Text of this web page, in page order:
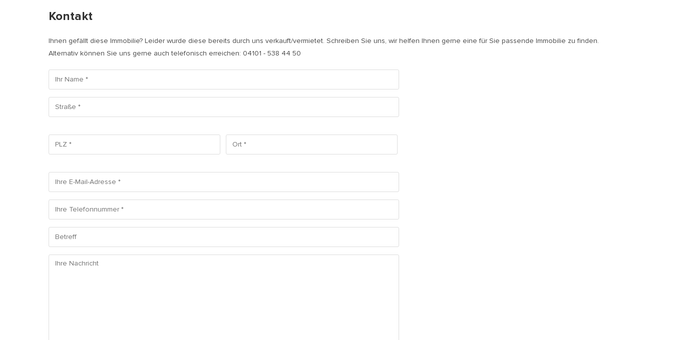
Kontakt
Ihnen gefällt diese Immobilie? Leider wurde diese bereits durch uns verkauft/vermietet. Schreiben Sie uns, wir helfen Ihnen gerne eine für Sie passende Immobilie zu finden.
Alternativ können Sie uns gerne auch telefonisch erreichen: 04101 - 538 44 50